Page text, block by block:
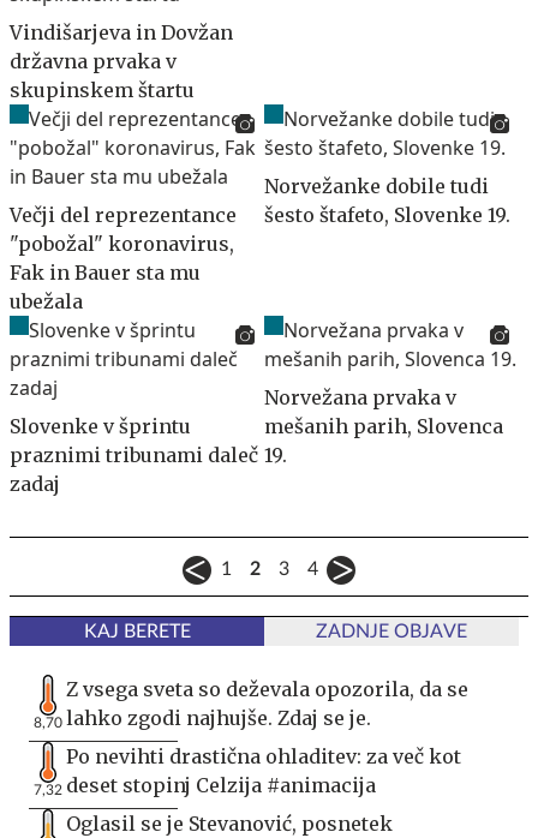
Vindišarjeva in Dovžan
državna prvaka v
skupinskem štartu
Večji del reprezentance
"pobožal" koronavirus,
Fak in Bauer sta mu
ubežala
Norvežanke dobile tudi
šesto štafeto, Slovenke 19.
Slovenke v šprintu
praznimi tribunami daleč
zadaj
Norvežana prvaka v
mešanih parih, Slovenca
19.
1 2 3 4
KAJ BERETE ZADNJE OBJAVE
8,70
Z vsega sveta so deževala opozorila, da se
lahko zgodi najhujše. Zdaj se je.
7,32
Po nevihti drastična ohladitev: za več kot
deset stopinj Celzija #animacija
Oglasil se je Stevanović, posnetek